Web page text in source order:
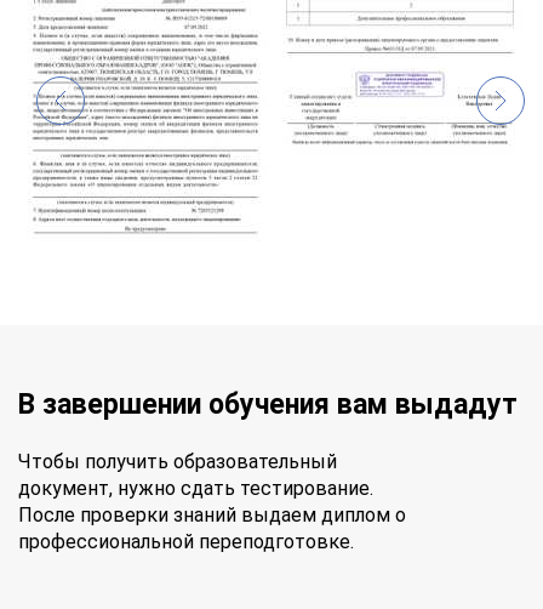
В завершении обучения вам выдадут
Чтобы получить образовательный
документ, нужно сдать тестирование.
После проверки знаний выдаем диплом о
профессиональной переподготовке.